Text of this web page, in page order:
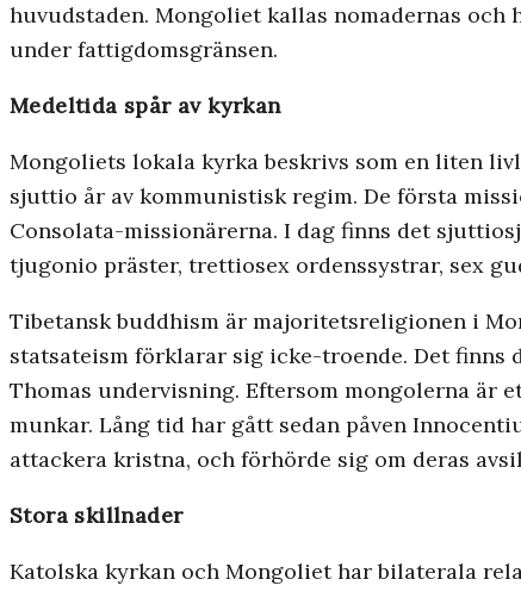
huvudstaden. Mongoliet kallas nomadernas
under fattigdomsgränsen.
Medeltida spår av kyrkan
Mongoliets lokala kyrka beskrivs som en liten
sjuttio år av kommunistisk regim. De första
Consolata-­missionärerna. I dag finns det
tjugonio präster, trettiosex ordenssystrar, sex
Tibetansk buddhism är majoritets­religionen i
statsateism förklarar sig icke-troende. Det finns
Thomas undervisning. Eftersom mongolerna är
munkar. Lång tid har gått sedan påven
attackera kristna, och förhörde sig om deras
Stora skillnader
Katolska kyrkan och Mongoliet har bilaterala